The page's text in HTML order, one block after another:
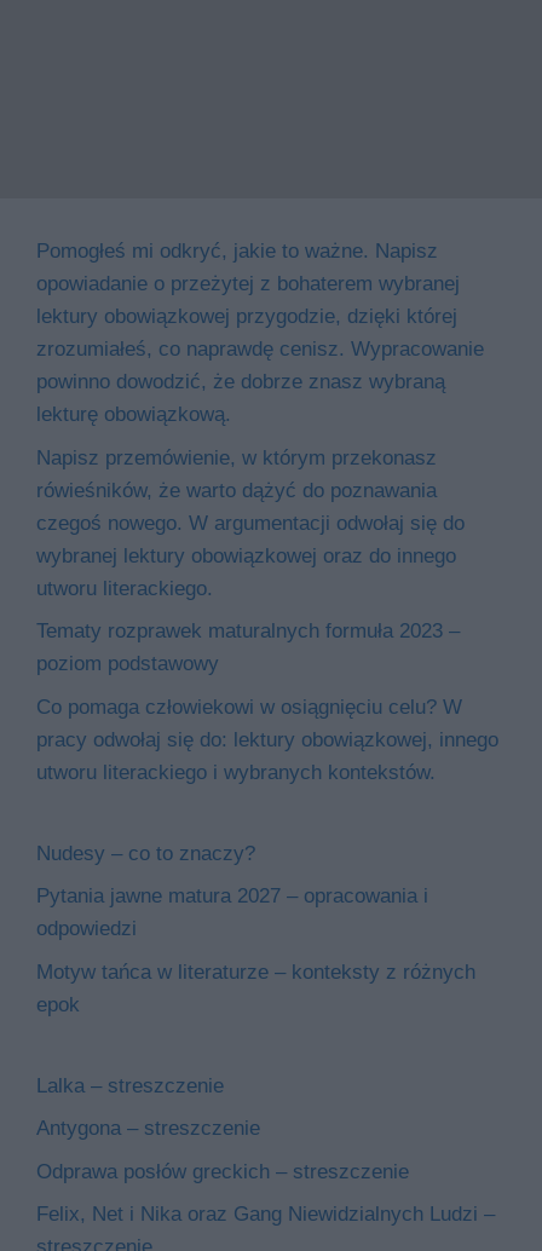
Pomogłeś mi odkryć, jakie to ważne. Napisz
opowiadanie o przeżytej z bohaterem wybranej
lektury obowiązkowej przygodzie, dzięki której
zrozumiałeś, co naprawdę cenisz. Wypracowanie
powinno dowodzić, że dobrze znasz wybraną
lekturę obowiązkową.
Napisz przemówienie, w którym przekonasz
rówieśników, że warto dążyć do poznawania
czegoś nowego. W argumentacji odwołaj się do
wybranej lektury obowiązkowej oraz do innego
utworu literackiego.
Tematy rozprawek maturalnych formuła 2023 –
poziom podstawowy
Co pomaga człowiekowi w osiągnięciu celu? W
pracy odwołaj się do: lektury obowiązkowej, innego
utworu literackiego i wybranych kontekstów.
Nudesy – co to znaczy?
Pytania jawne matura 2027 – opracowania i
odpowiedzi
Motyw tańca w literaturze – konteksty z różnych
epok
Lalka – streszczenie
Antygona – streszczenie
Odprawa posłów greckich – streszczenie
Felix, Net i Nika oraz Gang Niewidzialnych Ludzi –